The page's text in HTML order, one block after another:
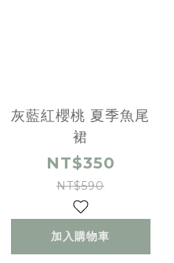
灰藍紅櫻桃 夏季魚尾
裙
NT$350
NT$590
加入購物車